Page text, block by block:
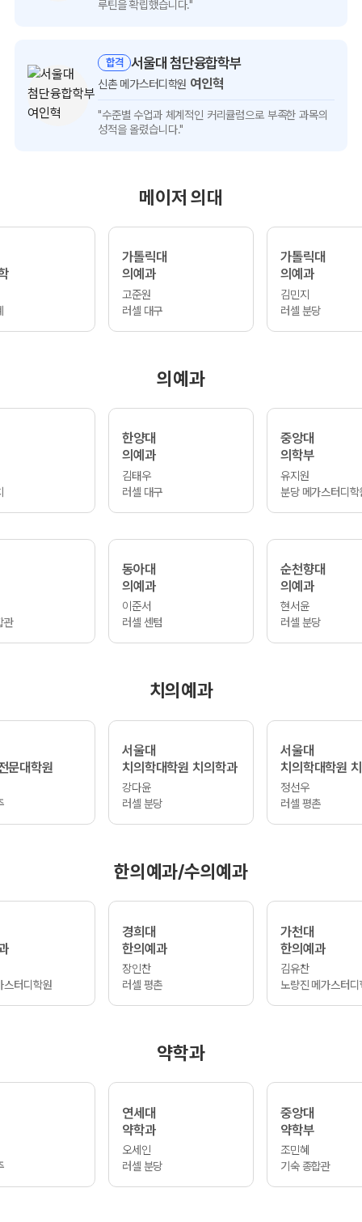
루틴을 확립했습니다."
합격 서울대 첨단융합학부
신촌 메가스터디학원 여인혁
"수준별 수업과 체계적인 커리큘럼으로 부족한 과목의
성적을 올렸습니다."
메이저 의대
가톨릭대
의예과
고준원
러셀 대구
가톨릭대
의예과
김민지
러셀 분당
의예과
한양대
의예과
김태우
러셀 대구
중앙대
의학부
유지원
분당 메가스터디학
관
동아대
의예과
이준서
러셀 센텀
순천향대
의예과
현서윤
러셀 분당
치의예과
문대학원
서울대
치의학대학원 치의학과
강다윤
러셀 분당
서울대
치의학대학원
정선우
러셀 평촌
한의예과/수의예과
스터디학원
경희대
한의예과
장인찬
러셀 평촌
가천대
한의예과
김유찬
노량진 메가스터디
약학과
연세대
약학과
오세인
러셀 분당
중앙대
약학부
조민혜
기숙 종합관